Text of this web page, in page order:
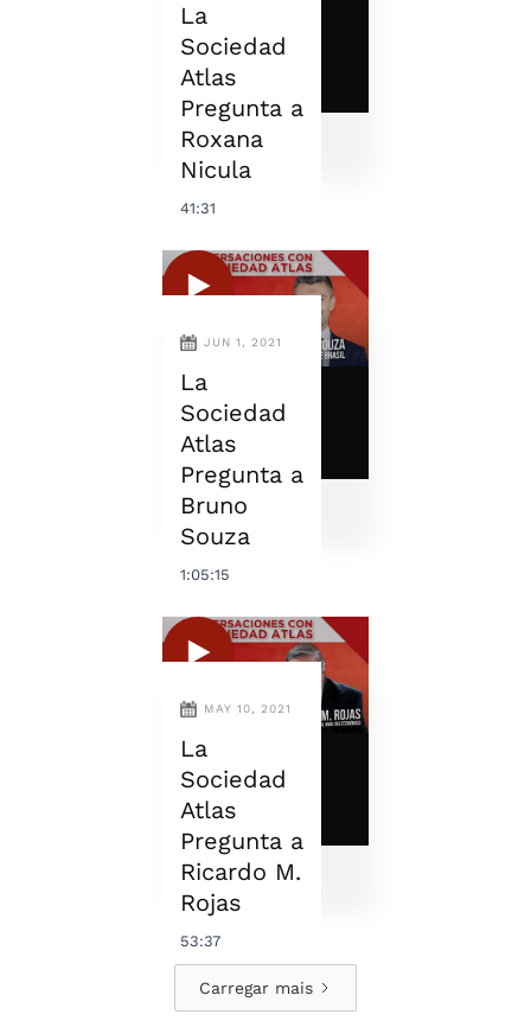
La
Sociedad
Atlas
Pregunta a
Roxana
Nicula
41:31
JUN 1, 2021
La
Sociedad
Atlas
Pregunta a
Bruno
Souza
1:05:15
MAY 10, 2021
La
Sociedad
Atlas
Pregunta a
Ricardo M.
Rojas
53:37
Carregar mais